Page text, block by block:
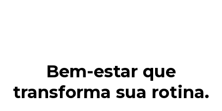
Bem-estar que
transforma sua rotina.